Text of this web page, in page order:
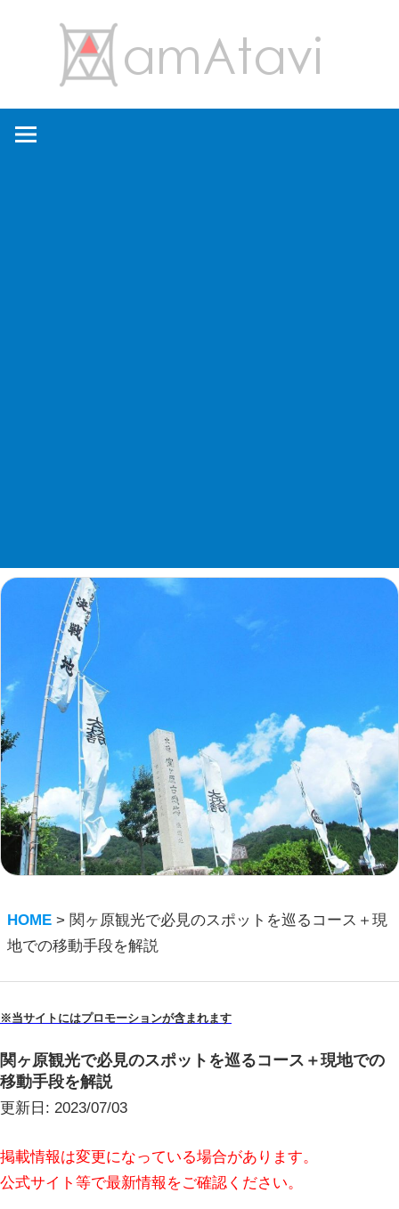
を
HOME > 関ヶ原観光で必見のスポットを巡るコース＋現
地での移動手段を解説
※当サイトにはプロモーションが含まれます
関ヶ原観光で必見のスポットを巡るコース＋現地での
移動手段を解説
更新日: 2023/07/03
掲載情報は変更になっている場合があります。
公式サイト等で最新情報をご確認ください。